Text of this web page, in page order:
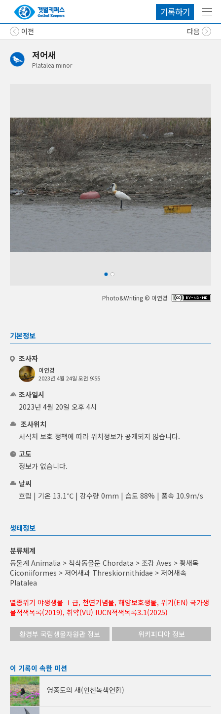
메
기록하기
이전 다음
저어새
Platalea minor
Photo&Writing © 이연경
기본정보
조사자
이연경
2023년 4월 24일 오전 9:55
조사일시
2023년 4월 20일 오후 4시
조사위치
서식처 보호 정책에 따라 위치정보가 공개되지 않습니다.
고도
정보가 없습니다.
날씨
흐림 | 기온 13.1℃ | 강수량 0mm | 습도 88% | 풍속 10.9m/s
생태정보
분류체계
동물계 Animalia > 척삭동물문 Chordata > 조강 Aves > 황새목
Ciconiiformes > 저어새과 Threskiornithidae > 저어새속
Platalea
멸종위기 야생생물 Ⅰ급, 천연기념물, 해양보호생물, 위기(EN) 국가생
물적색목록(2019), 취약(VU) IUCN적색목록3.1(2025)
환경부 국립생물자원관 정보 위키피디아 정보
이 기록이 속한 미션
영종도의 새(인천녹색연합)